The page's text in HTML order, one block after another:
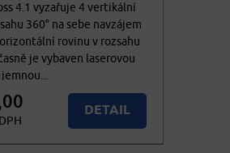
4.1 vyzařuje 4 vertikální
360° na sebe navzájem
rovinu v rozsahu
je vybaven laserovou
DETAIL
Nedostupné